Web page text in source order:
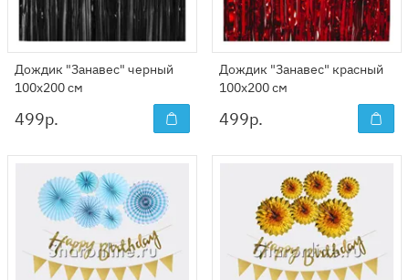
Дождик "Занавес" черный
100x200 см
499р.
Дождик "Занавес" красный
100x200 см
499р.